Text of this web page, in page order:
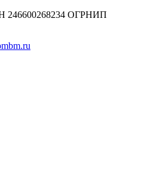
246600268234 ОГРНИП